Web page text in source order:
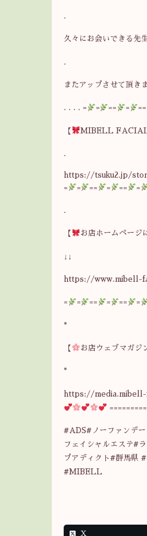
.
久々にお会いできる先
.
またアップさせて頂き
. . . . = = == = ==
【 MIBELL
.
https://tsuku2.jp/
=
= == = == =
.
【 お店ホームページ
↓↓
https://www.mibell-
= = == = == =
*
【 お店ウェブマガジ
*
https://media.mibell-
#ADS#ノーファンデ
フェイシャルエステ#
プアディクト#群馬県
#MIBELL
X